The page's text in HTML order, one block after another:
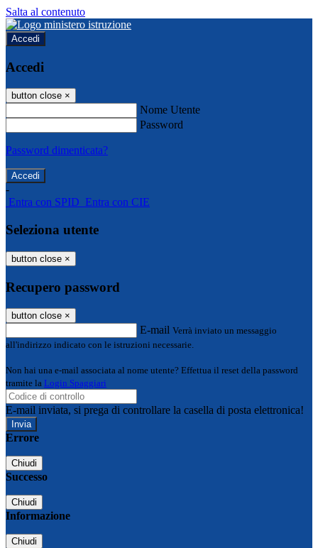
Salta al contenuto
Accedi
Accedi
button close ×
Nome Utente
Password
Password dimenticata?
-
Entra con SPID Entra con CIE
Seleziona utente
button close ×
Recupero password
button close ×
E-mail Verrà inviato un messaggio
all'indirizzo indicato con le istruzioni necessarie.
Non hai una e-mail associata al nome utente? Effettua il reset della password
tramite la Login Spaggiari
E-mail inviata, si prega di controllare la casella di posta elettronica!
Errore
Chiudi
Successo
Chiudi
Informazione
Chiudi